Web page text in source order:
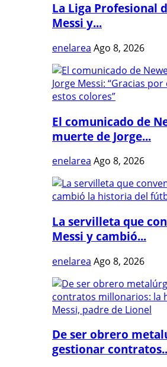
La Liga Profesional
Messi y...
enelarea Ago 8, 2026
El comunicado de
muerte de Jorge...
enelarea Ago 8, 2026
La servilleta que
Messi y cambió...
enelarea Ago 8, 2026
De ser obrero
gestionar